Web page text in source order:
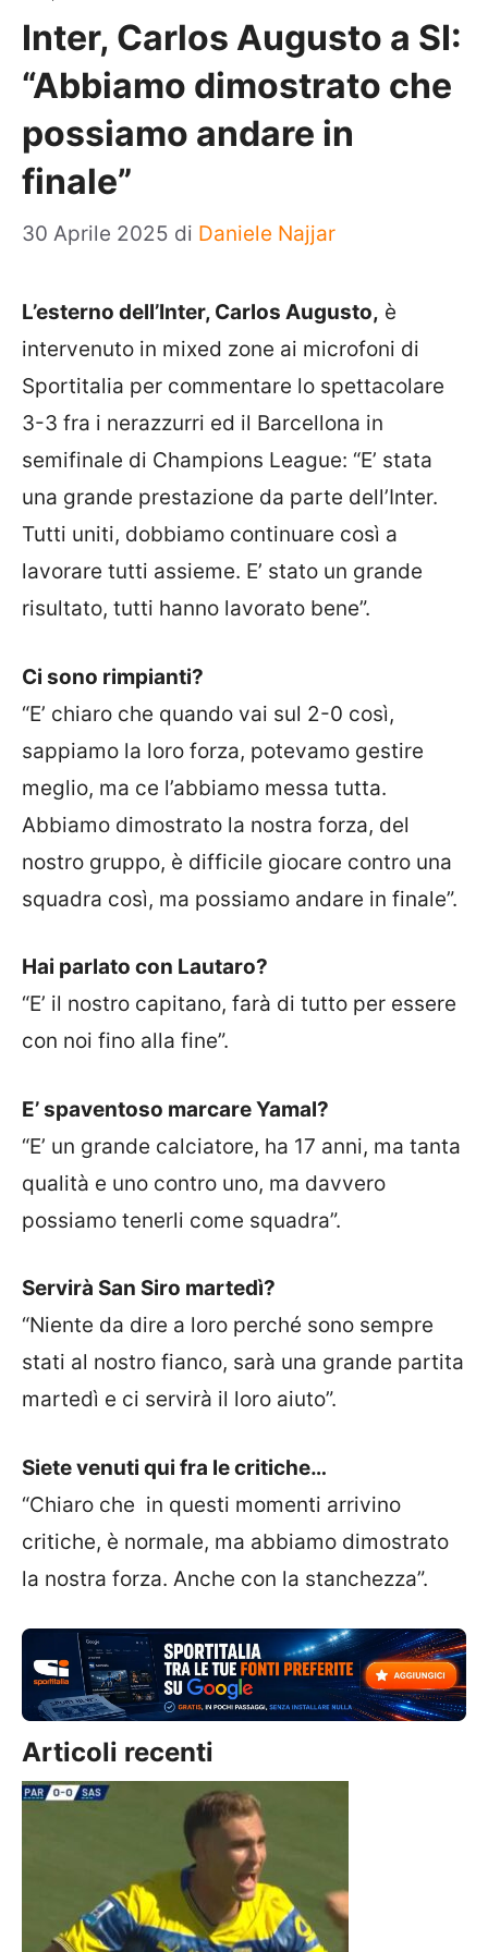
Inter, Carlos Augusto a SI:
“Abbiamo dimostrato che
possiamo andare in
finale”
30 Aprile 2025 di Daniele Najjar
L’esterno dell’Inter, Carlos Augusto, è
intervenuto in mixed zone ai microfoni di
Sportitalia per commentare lo spettacolare
3-3 fra i nerazzurri ed il Barcellona in
semifinale di Champions League: “E’ stata
una grande prestazione da parte dell’Inter.
Tutti uniti, dobbiamo continuare così a
lavorare tutti assieme. E’ stato un grande
risultato, tutti hanno lavorato bene”.
Ci sono rimpianti?
“E’ chiaro che quando vai sul 2-0 così,
sappiamo la loro forza, potevamo gestire
meglio, ma ce l’abbiamo messa tutta.
Abbiamo dimostrato la nostra forza, del
nostro gruppo, è difficile giocare contro una
squadra così, ma possiamo andare in finale”.
Hai parlato con Lautaro?
“E’ il nostro capitano, farà di tutto per essere
con noi fino alla fine”.
E’ spaventoso marcare Yamal?
“E’ un grande calciatore, ha 17 anni, ma tanta
qualità e uno contro uno, ma davvero
possiamo tenerli come squadra”.
Servirà San Siro martedì?
“Niente da dire a loro perché sono sempre
stati al nostro fianco, sarà una grande partita
martedì e ci servirà il loro aiuto”.
Siete venuti qui fra le critiche…
“Chiaro che in questi momenti arrivino
critiche, è normale, ma abbiamo dimostrato
la nostra forza. Anche con la stanchezza”.
Articoli recenti